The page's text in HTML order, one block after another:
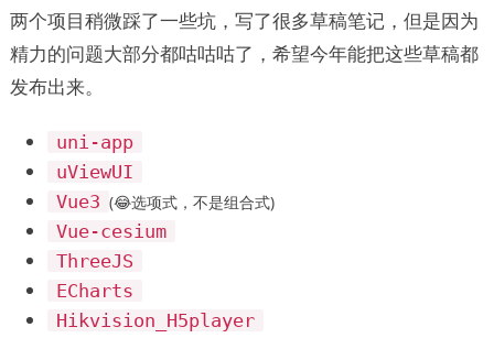
两个项目稍微踩了一些坑，写了很多草稿笔记，但是因为
精力的问题大部分都咕咕咕了，希望今年能把这些草稿都
发布出来。
uni-app
uViewUI
Vue3 (😂选项式，不是组合式)
Vue-cesium
ThreeJS
ECharts
Hikvision_H5player